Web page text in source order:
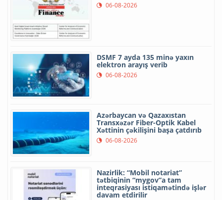
06-08-2026
DSMF 7 ayda 135 minə yaxın
elektron arayış verib
06-08-2026
Azərbaycan və Qazaxıstan
Transxəzər Fiber-Optik Kabel
Xəttinin çəkilişini başa çatdırıb
06-08-2026
Nazirlik: “Mobil notariat”
tətbiqinin “mygov”a tam
inteqrasiyası istiqamətində işlər
davam etdirilir